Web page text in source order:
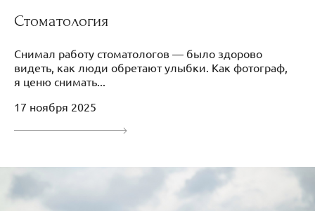
Стоматология
Снимал работу стоматологов — было здорово
видеть, как люди обретают улыбки. Как фотограф,
я ценю снимать...
17 ноября 2025